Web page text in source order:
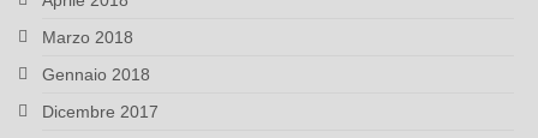
Marzo 2018
Gennaio 2018
Dicembre 2017